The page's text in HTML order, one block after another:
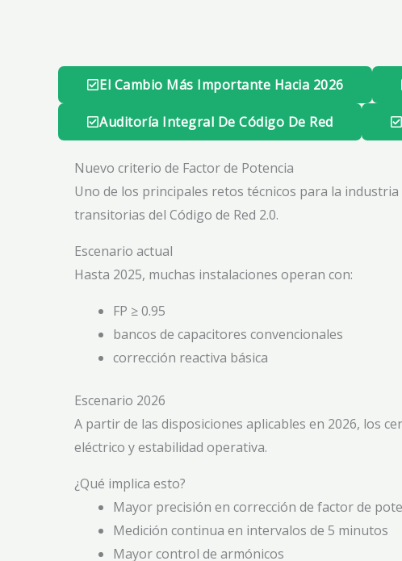
El Cambio Más Importante Hacia 2026
Auditoría Integral De Código De Red
Nuevo criterio de Factor de Potencia
Uno de los principales retos técnicos para la
transitorias del Código de Red 2.0.
Escenario actual
Hasta 2025, muchas instalaciones operan con:
FP ≥ 0.95
bancos de capacitores convencionales
corrección reactiva básica
Escenario 2026
A partir de las disposiciones aplicables en 2026, los
eléctrico y estabilidad operativa.
¿Qué implica esto?
Mayor precisión en corrección de factor de
Medición continua en intervalos de 5 minutos
Mayor control de armónicos